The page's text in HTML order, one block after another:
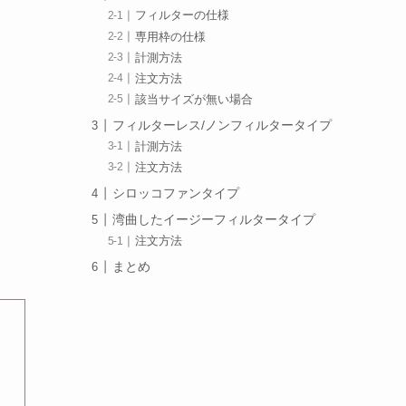
フィルターの仕様
専用枠の仕様
計測方法
注文方法
該当サイズが無い場合
フィルターレス/ノンフィルタータイプ
計測方法
注文方法
シロッコファンタイプ
湾曲したイージーフィルタータイプ
注文方法
まとめ